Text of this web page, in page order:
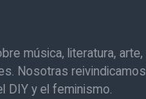
música, literatura, arte,
Nosotras reivindicamos
DIY y el feminismo.